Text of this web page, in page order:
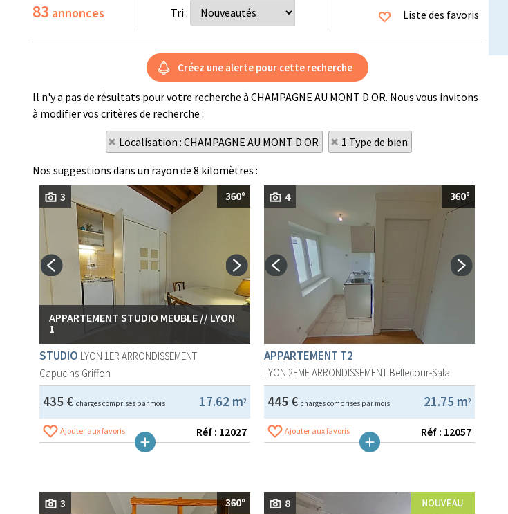
83 annonces Tri : Liste des favoris
Il n'y a pas de résultats pour votre recherche à CHAMPAGNE AU MONT D OR. Nous vous invitons
à modifier vos critères de recherche :
Localisation : CHAMPAGNE AU MONT D OR 1 Type de bien
Nos suggestions dans un rayon de 8 kilomètres :
3
APPARTEMENT STUDIO MEUBLE // LYON
1
STUDIO LYON 1ER ARRONDISSEMENT
Capucins-Griffon
17.62 m2
435 € charges comprises par mois
Ajouter aux favoris Réf : 12027
4
APPARTEMENT T2
LYON 2EME ARRONDISSEMENT Bellecour-Sala
21.75 m2
445 € charges comprises par mois
Ajouter aux favoris Réf : 12057
3 8